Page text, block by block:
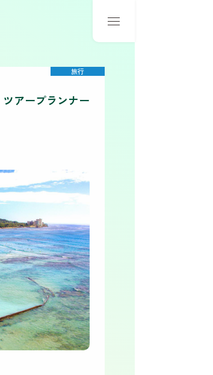
旅行
ツアープランナー